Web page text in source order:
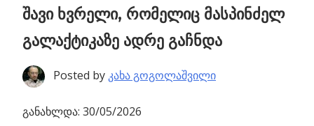
შავი ხვრელი, რომელიც მასპინძელ
გალაქტიკაზე ადრე გაჩნდა
Posted by კახა გოგოლაშვილი
განახლდა: 30/05/2026